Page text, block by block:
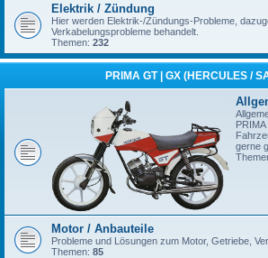
Elektrik / Zündung
Hier werden Elektrik-/Zündungs-Probleme,
Verkabelungsprobleme behandelt.
Themen: 232
PRIMA GT | GX (HERCULES /
gerne
Motor / Anbauteile
Probleme und Lösungen zum Motor, Getriebe,
Themen: 85